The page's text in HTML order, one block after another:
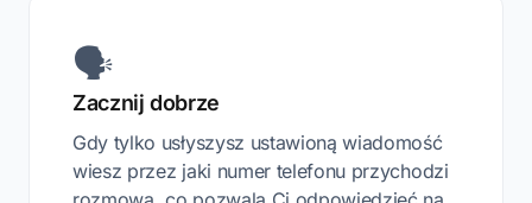
🗣️
Zacznij dobrze
Gdy tylko usłyszysz ustawioną wiadomość
wiesz przez jaki numer telefonu przychodzi